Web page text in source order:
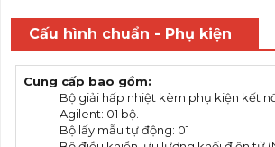
Cấu hình chuẩn - Phụ kiện
Cung cấp bao gồm:
Bộ giải hấp nhiệt kèm phụ kiện kết
Agilent: 01 bộ.
Bộ lấy mẫu tự động: 01